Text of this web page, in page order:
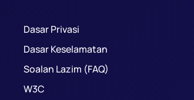
Dasar Privasi
Dasar Keselamatan
Soalan Lazim (FAQ)
W3C